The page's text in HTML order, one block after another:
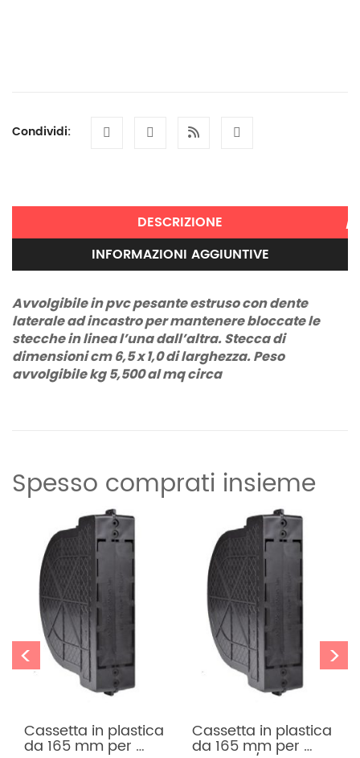
Condividi:
DESCRIZIONE
INFORMAZIONI AGGIUNTIVE
Avvolgibile in pvc pesante estruso con dente
laterale ad incastro per mantenere bloccate le
stecche in lineal’una dall’altra.Stecca di
dimensioni cm 6,5 x 1,0 di larghezza.Peso
avvolgibile kg 5,500 al mq circa
11 kg
Spesso comprati insieme
<
Cassetta in plastica
da 165 mm per
Scorricinta verticale
con 2 rullini in
>